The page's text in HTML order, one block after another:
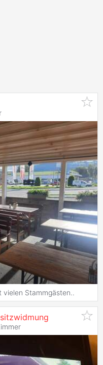
vielen Stammgästen..